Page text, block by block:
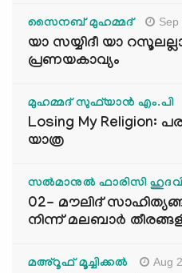
സൈനബ് മുഹമ്മദ് Sep
യാ സയ്യിദീ യാ
പ്രണയകാവ്യം
മുഹമ്മദ് സുഫ്‌യാൻ എം.പി
Losing My Religion:
യാത്ര
സൽമാനുൽ ഫാരിസി
02- മൗലിദ്
നിന്ന് മലബാർ
മഅ്റൂഫ് മൂച്ചിക്കല്‍ Aug